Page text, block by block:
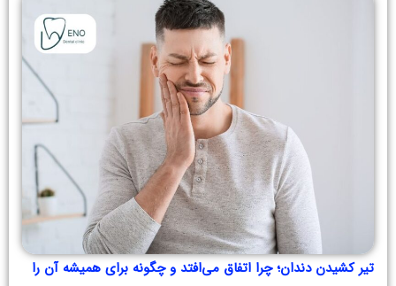
تیر کشیدن دندان؛ چرا اتفاق می‌افتد و چگونه برای همیشه آن را